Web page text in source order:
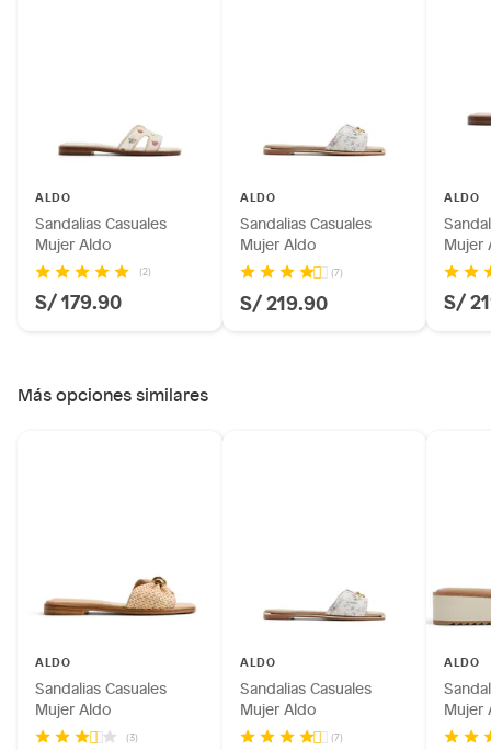
Baterías de auto.
Motocicletas y bicicletas motorizadas.
ALDO
Sandalias Casuales
Mujer Aldo
(2)
S/ 179.90
ALDO
Sandalias Casuales
Mujer Aldo
(7)
S/ 219.90
ALDO
Mujer
S/
Más opciones similares
ALDO
Sandalias Casuales
Mujer Aldo
(3)
ALDO
Sandalias Casuales
Mujer Aldo
(7)
ALDO
Mujer